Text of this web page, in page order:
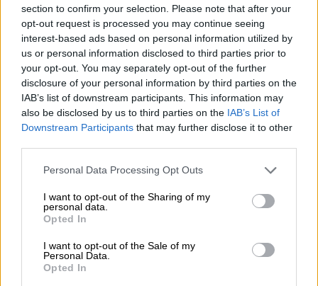
section to confirm your selection. Please note that after your
opt-out request is processed you may continue seeing
interest-based ads based on personal information utilized by
us or personal information disclosed to third parties prior to
your opt-out. You may separately opt-out of the further
disclosure of your personal information by third parties on the
IAB’s list of downstream participants. This information may
also be disclosed by us to third parties on the IAB’s List of
Downstream Participants that may further disclose it to other
Please note that this website/app uses one or more Google
not limited to your visit or usage behaviour. You may click to
grant or deny consent to Google and its third-party tags to
use your data for below specified purposes in below Google
consent section.
Personal Data Processing Opt Outs
I want to opt-out of the Sharing of my
personal data.
Opted In
I want to opt-out of the Sale of my
Personal Data.
Opted In
19.07.2026 12:50
επίθεσή της στο Κίεβο από το ξεκίνημα
του πολέμου - 41 πύραυλοι και 120
drones κατά της Ουκρανίας
σφοδρά πλήγματα της Μόσχας στην
ουκρανική πρωτεύουσα